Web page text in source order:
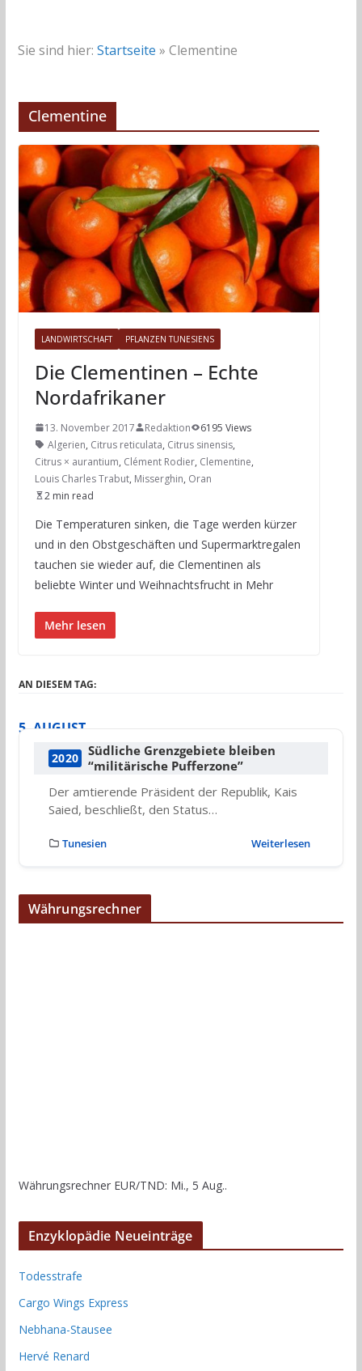
Sie sind hier: Startseite » Clementine
Clementine
LANDWIRTSCHAFT PFLANZEN TUNESIENS
Die Clementinen – Echte
Nordafrikaner
13. November 2017 Redaktion
6195 Views
Algerien, Citrus reticulata, Citrus sinensis,
Citrus × aurantium, Clément Rodier, Clementine,
Louis Charles Trabut, Misserghin, Oran
2 min read
Die Temperaturen sinken, die Tage werden kürzer
und in den Obstgeschäften und Supermarktregalen
tauchen sie wieder auf, die Clementinen als
beliebte Winter und Weihnachtsfrucht in Mehr
Mehr lesen
AN DIESEM TAG:
5. AUGUST
2020
Südliche Grenzgebiete bleiben
“militärische Pufferzone”
Der amtierende Präsident der Republik, Kais
Saied, beschließt, den Status…
Tunesien Weiterlesen
Währungsrechner
Währungsrechner EUR/TND: Mi., 5 Aug..
Enzyklopädie Neueinträge
Todesstrafe
Cargo Wings Express
Nebhana-Stausee
Hervé Renard